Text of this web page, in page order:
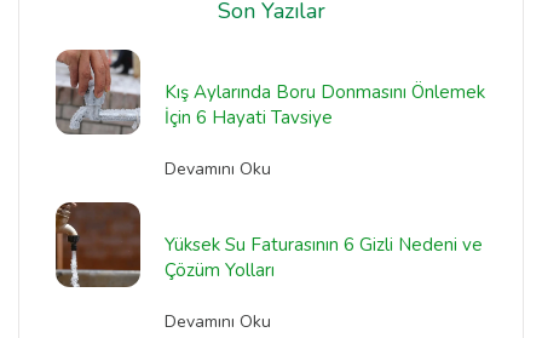
Son Yazılar
Kış Aylarında Boru Donmasını Önlemek
İçin 6 Hayati Tavsiye
Devamını Oku
Yüksek Su Faturasının 6 Gizli Nedeni ve
Çözüm Yolları
Devamını Oku